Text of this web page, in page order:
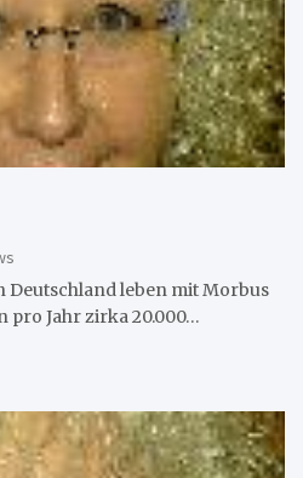
Deutschland leben mit Morbus
pro Jahr zirka 20.000…